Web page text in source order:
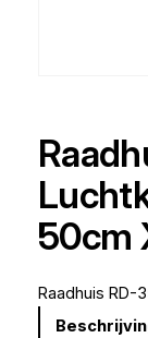
50cm
Raadhuis RD-